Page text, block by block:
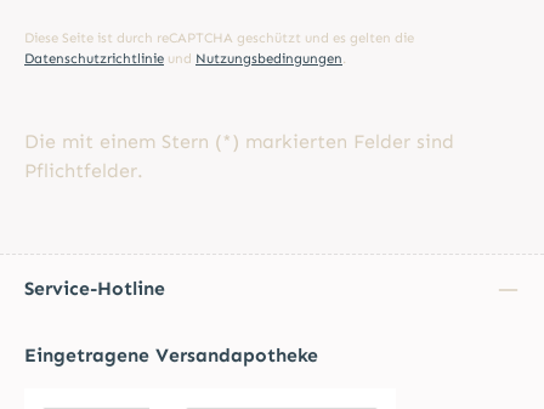
Diese Seite ist durch reCAPTCHA geschützt und es gelten die
Datenschutzrichtlinie und Nutzungsbedingungen
Die mit einem Stern (*) markierten Felder sind
Pflichtfelder.
Service-Hotline
Eingetragene Versandapotheke